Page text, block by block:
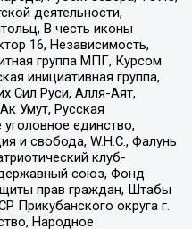
деятельности,
В честь иконы
16, Независимость,
группа МПГ, Курсом
инициативная группа,
Сил Руси, Алля-Аят,
Умут, Русская
уголовное единство,
и свобода, W.H.С., Фалунь
клуб-
союз, Фонд
прав граждан, Штабы
Прикубанского округа г.
Народное